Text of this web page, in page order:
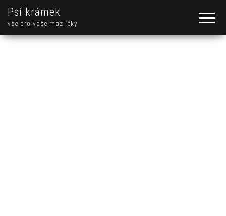
Psí krámek
vše pro vaše mazlíčky